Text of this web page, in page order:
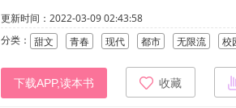
更新时间：2022-03-09 02:43:58
分类： 甜文 青春 现代 都市 无限流 校
下载APP,读本书 收藏